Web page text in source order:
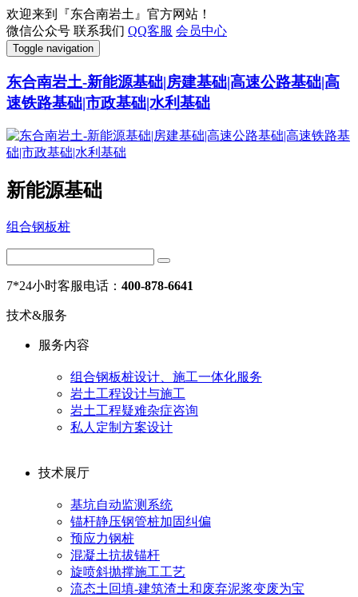
欢迎来到『东合南岩土』官方网站！
微信公众号 联系我们 QQ客服 会员中心
Toggle navigation
东合南岩土-新能源基础|房建基础|高速公路基础|高
速铁路基础|市政基础|水利基础
新能源基础
组合钢板桩
7*24小时客服电话： 400-878-6641
技术&服务
服务内容
组合钢板桩设计、施工一体化服务
岩土工程设计与施工
岩土工程疑难杂症咨询
私人定制方案设计
技术展厅
基坑自动监测系统
锚杆静压钢管桩加固纠偏
预应力钢桩
混凝土抗拔锚杆
旋喷斜抛撑施工工艺
流态土回填-建筑渣土和废弃泥浆变废为宝